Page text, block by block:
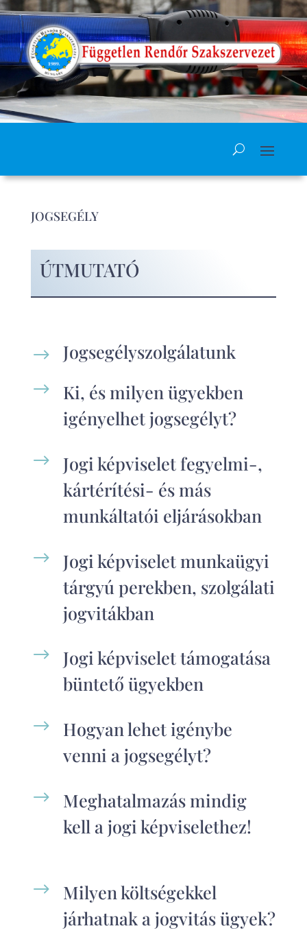
JOGSEGÉLY
ÚTMUTATÓ
$ Jogsegélyszolgálatunk
$
Ki, és milyen ügyekben
igényelhet jogsegélyt?
$
Jogi képviselet fegyelmi-,
kártérítési- és más
munkáltatói eljárásokban
$
Jogi képviselet munkaügyi
tárgyú perekben, szolgálati
jogvitákban
$
Jogi képviselet támogatása
büntető ügyekben
$
Hogyan lehet igénybe
venni a jogsegélyt?
$
Meghatalmazás mindig
kell a jogi képviselethez!
$
Milyen költségekkel
járhatnak a jogvitás ügyek?